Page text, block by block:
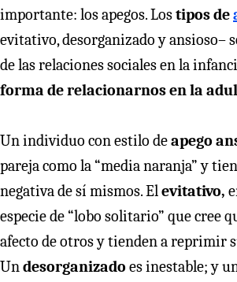
importante: los apegos. Lostipos de
evitativo, desorganizado y ansioso–
de las relaciones sociales en la
forma de relacionarnos en la
Un individuo con estilo deapego
pareja como la “media naranja” y
negativa de sí mismos. Elevitativo,
especie de “lobo solitario” que cree
afecto de otros y tienden a reprimir
Undesorganizado es inestable; y